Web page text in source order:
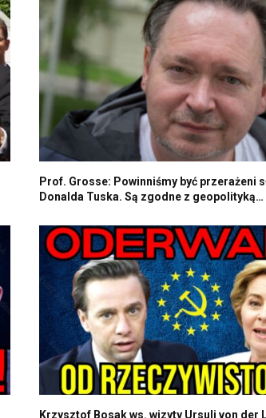
Prof. Grosse: Powinniśmy być przerażeni
Donalda Tuska. Są zgodne z
Krzysztof Bosak ws. wizyty Ursuli von der